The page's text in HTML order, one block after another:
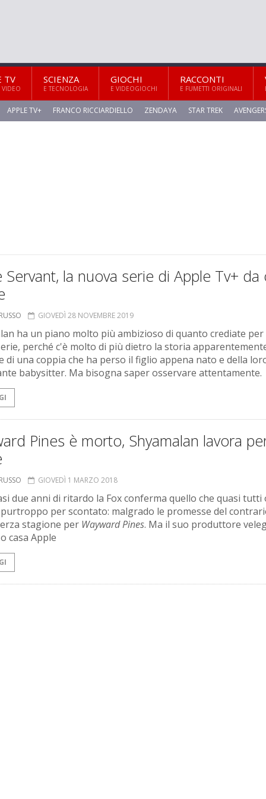
TV
VIDEO
SCIENZA
E TECNOLOGIA
GIOCHI
E VIDEOGIOCHI
RACCONTI
E FUMETTI ORIGINALI
APPLE TV+ FRANCO RICCIARDIELLO ZENDAYA STAR TREK
Servant, la nuova serie di Apple Tv+ da
GIOVEDÌ 28 NOVEMBRE 2019
ha un piano molto più ambizioso di quanto crediate per
perché c'è molto di più dietro la storia
di una coppia che ha perso il figlio appena nato e della
babysitter. Ma bisogna saper osservare attentamente.
Pines è morto, Shyamalan lavora
GIOVEDÌ 1 MARZO 2018
due anni di ritardo la Fox conferma quello che quasi tutti
per scontato: malgrado le promesse del
stagione per Wayward Pines. Ma il suo produttore
casa Apple